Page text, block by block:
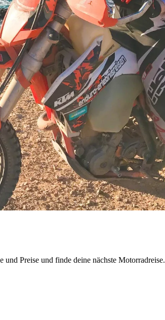
Preise und finde deine nächste Motorradreise.